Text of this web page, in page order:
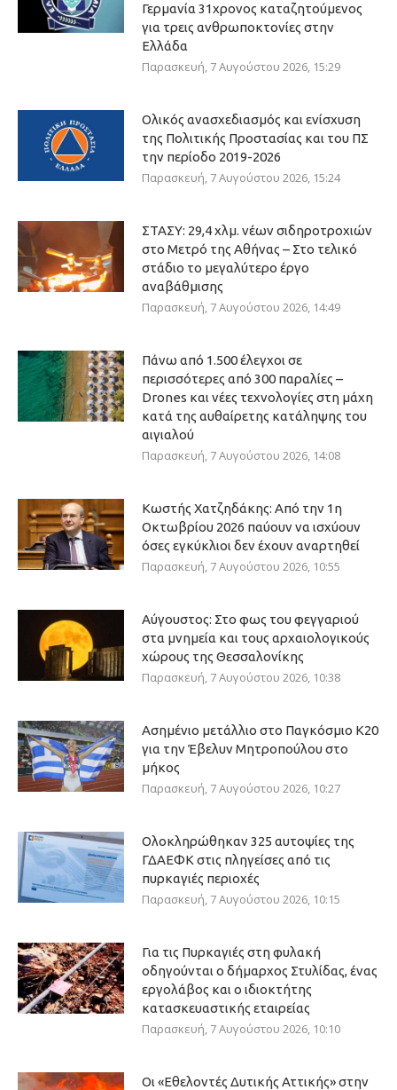
Γερμανία 31χρονος καταζητούμενος
για τρεις ανθρωποκτονίες στην
Ελλάδα
Παρασκευή, 7 Αυγούστου 2026, 15:29
Ολικός ανασχεδιασμός και ενίσχυση
της Πολιτικής Προστασίας και του ΠΣ
την περίοδο 2019-2026
Παρασκευή, 7 Αυγούστου 2026, 15:24
ΣΤΑΣΥ: 29,4 χλμ. νέων σιδηροτροχιών
στο Μετρό της Αθήνας – Στο τελικό
στάδιο το μεγαλύτερο έργο
αναβάθμισης
Παρασκευή, 7 Αυγούστου 2026, 14:49
Πάνω από 1.500 έλεγχοι σε
περισσότερες από 300 παραλίες –
Drones και νέες τεχνολογίες στη μάχη
κατά της αυθαίρετης κατάληψης του
αιγιαλού
Παρασκευή, 7 Αυγούστου 2026, 14:08
Κωστής Χατζηδάκης: Από την 1η
Οκτωβρίου 2026 παύουν να ισχύουν
όσες εγκύκλιοι δεν έχουν αναρτηθεί
Παρασκευή, 7 Αυγούστου 2026, 10:55
Αύγουστος: Στο φως του φεγγαριού
στα μνημεία και τους αρχαιολογικούς
χώρους της Θεσσαλονίκης
Παρασκευή, 7 Αυγούστου 2026, 10:38
Ασημένιο μετάλλιο στο Παγκόσμιο Κ20
για την Έβελυν Μητροπούλου στο
μήκος
Παρασκευή, 7 Αυγούστου 2026, 10:27
Ολοκληρώθηκαν 325 αυτοψίες της
ΓΔΑΕΦΚ στις πληγείσες από τις
πυρκαγιές περιοχές
Παρασκευή, 7 Αυγούστου 2026, 10:15
Για τις Πυρκαγιές στη φυλακή
οδηγούνται ο δήμαρχος Στυλίδας, ένας
εργολάβος και ο ιδιοκτήτης
κατασκευαστικής εταιρείας
Παρασκευή, 7 Αυγούστου 2026, 10:10
Οι «Εθελοντές Δυτικής Αττικής» στην